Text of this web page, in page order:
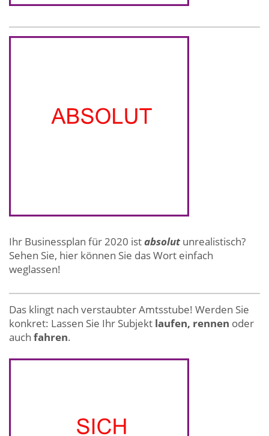
Ihr Businessplan für 2020 istabsolut unrealistisch?
Sehen Sie, hier können Sie das Wort einfach
weglassen!
Das klingt nach verstaubter Amtsstube! Werden Sie
konkret: Lassen Sie Ihr Subjekt laufen, rennen oder
auch fahren.